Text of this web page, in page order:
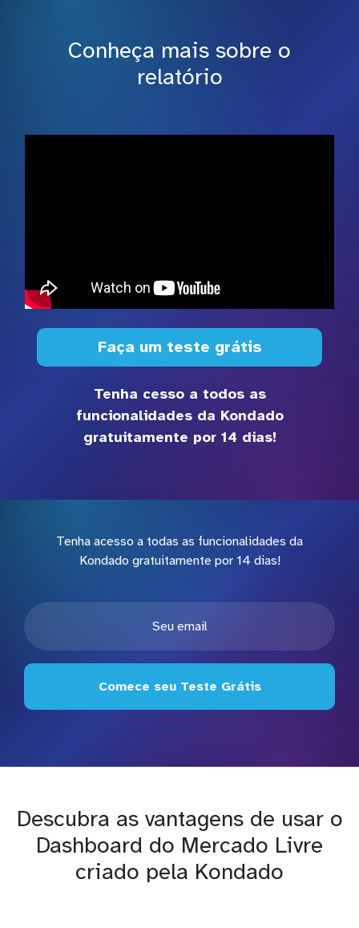
Conheça mais sobre o
relatório
Faça um teste grátis
Tenha cesso a todos as
funcionalidades da Kondado
gratuitamente por 14 dias!
Tenha acesso a todas as funcionalidades da
Kondado gratuitamente por 14 dias!
Comece seu Teste Grátis
Descubra as vantagens de usar o
Dashboard do Mercado Livre
criado pela Kondado